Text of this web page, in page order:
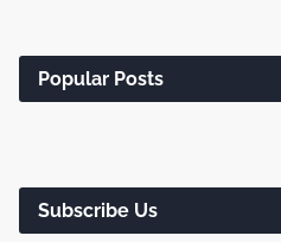
Popular Posts
Subscribe Us